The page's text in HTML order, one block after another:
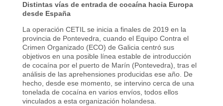
Distintas vías de entrada de cocaína hacia Europa
desde España
La operación CETIL se inicia a finales de 2019 en la
provincia de Pontevedra, cuando el Equipo Contra el
Crimen Organizado (ECO) de Galicia centró sus
objetivos en una posible línea estable de introducción
de cocaína por el puerto de Marín (Pontevedra), tras el
análisis de las aprehensiones producidas ese año. De
hecho, desde ese momento, se intervino cerca de una
tonelada de cocaína en varios envíos, todos ellos
vinculados a esta organización holandesa.